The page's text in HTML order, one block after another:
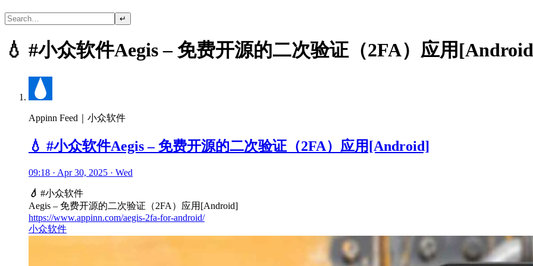
↵
💧 #小众软件Aegis – 免费开源的二次验证（2FA）应用
Appinn Feed｜小众软件
💧 #小众软件Aegis – 免费开源的二次验证（2FA）应用[Android]
09:18 · Apr 30, 2025 · Wed
💧 #小众软件
Aegis – 免费开源的二次验证（2FA）应用[Android]
https://www.appinn.com/aegis-2fa-for-android/
小众软件